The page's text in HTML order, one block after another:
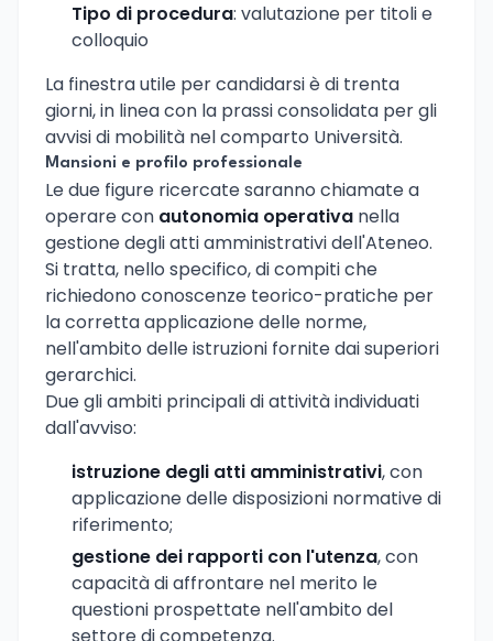
Tipo di procedura: valutazione per titoli e
colloquio
La finestra utile per candidarsi è di trenta
giorni, in linea con la prassi consolidata per gli
avvisi di mobilità nel comparto Università.
Mansioni e profilo professionale
Le due figure ricercate saranno chiamate a
operare con autonomia operativa nella
gestione degli atti amministrativi dell'Ateneo.
Si tratta, nello specifico, di compiti che
richiedono conoscenze teorico-pratiche per
la corretta applicazione delle norme,
nell'ambito delle istruzioni fornite dai superiori
gerarchici.
Due gli ambiti principali di attività individuati
dall'avviso:
istruzione degli atti amministrativi, con
applicazione delle disposizioni normative di
riferimento;
gestione dei rapporti con l'utenza, con
capacità di affrontare nel merito le
questioni prospettate nell'ambito del